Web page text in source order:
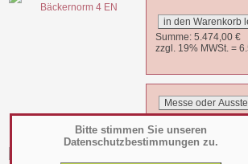
Bitte stimmen Sie unseren
Datenschutzbestimmungen zu.
Summe: 5.474,00 €
zzgl. 19% MWSt. =